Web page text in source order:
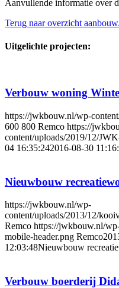
Aanvullende informatie over
Terug naar overzicht
Uitgelichte projecten:
Verbouw woning
https://jwkbouw.nl/wp-
600 800 Remco https://
content/uploads/2019/12/
04 16:35:242016-08-30
Nieuwbouw
https://jwkbouw.nl/wp-
content/uploads/2013/12/
Remco https://jwkbouw.nl/
mobile-header.png Remco
12:03:48Nieuwbouw
Verbouw boerderij